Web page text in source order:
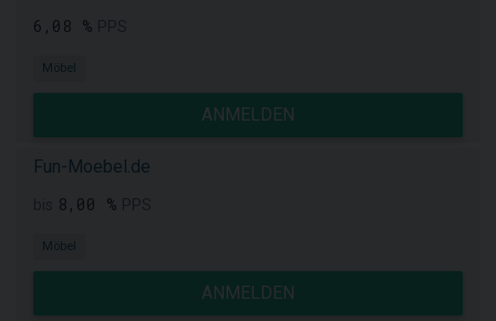
6,08 %
Möbel
ANMELDEN
Fun-Moebel.de
8,00 %
Möbel
ANMELDEN